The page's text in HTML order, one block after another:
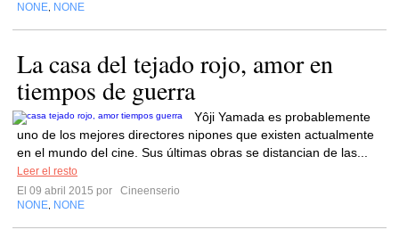
NONE NONE
La casa del tejado rojo, amor en
tiempos de guerra
Yôji Yamada es probablemente
uno de los mejores directores nipones que existen actualmente
en el mundo del cine. Sus últimas obras se distancian de las...
Leer el resto
El 09 abril 2015 por
Cineenserio
NONE NONE